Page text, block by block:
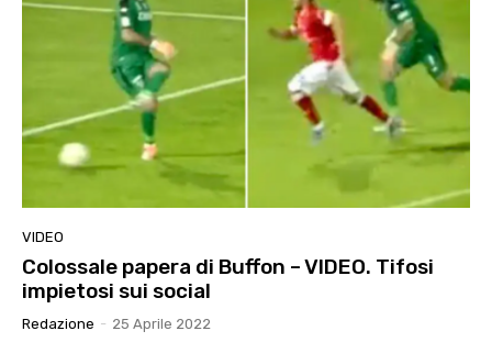
VIDEO
Colossale papera di Buffon – VIDEO. Tifosi
impietosi sui social
Redazione - 25 Aprile 2022